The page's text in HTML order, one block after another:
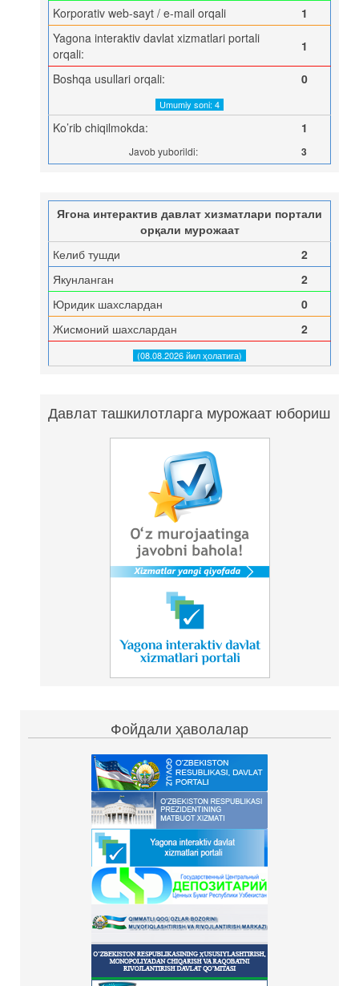
Korporativ web-sayt / e-mail orqali
1
Yagona interaktiv davlat xizmatlari portali
orqali:
1
Boshqa usullari orqali: 0
Umumiy soni: 4
Ko’rib chiqilmokda: 1
Javob yuborildi: 3
Ягона интерактив давлат хизматлари портали
орқали мурожаат
Келиб тушди
2
Якунланган
2
Юридик шахслардан
0
Жисмоний шахслардан
2
(08.08.2026 йил ҳолатига)
Давлат ташкилотларга мурожаат юбориш
Фойдали ҳаволалар